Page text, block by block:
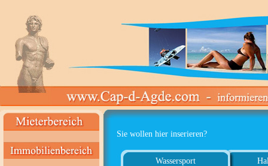
Sie wollen hier inserieren?
Wassersport